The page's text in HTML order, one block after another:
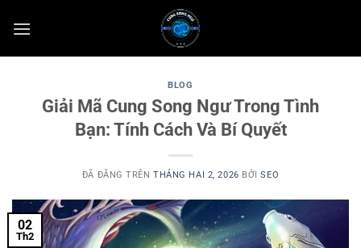
đến
BLOG
Giải Mã Cung Song Ngư Trong Tình
Bạn: Tính Cách Và Bí Quyết
ĐÃ ĐĂNG TRÊNTHÁNG HAI 2, 2026 BỞISEO
02
Th2